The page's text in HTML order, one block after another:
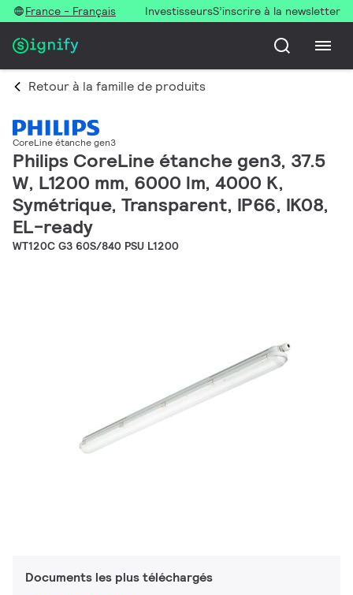
France - Français InvestisseursS’inscrire à la newsletter
Retour à la famille de produits
CoreLine étanche gen3
Philips CoreLine étanche gen3, 37.5
W, L1200 mm, 6000 lm, 4000 K,
Symétrique, Transparent, IP66, IK08,
EL-ready
WT120C G3 60S/840 PSU L1200
Documents les plus téléchargés